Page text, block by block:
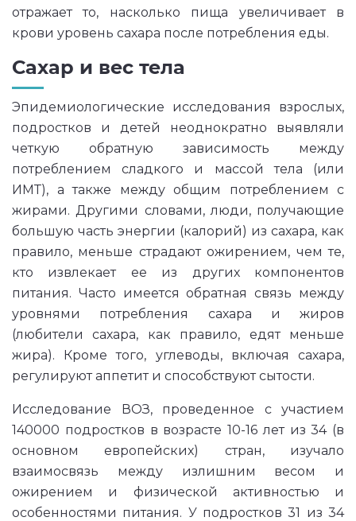
отражает то, насколько пища увеличивает в
крови уровень сахара после потребления еды.
Сахар и вес тела
Эпидемиологические исследования взрослых,
подростков и детей неоднократно выявляли
четкую обратную зависимость между
потреблением сладкого и массой тела (или
ИМТ), а также между общим потреблением с
жирами. Другими словами, люди, получающие
большую часть энергии (калорий) из сахара, как
правило, меньше страдают ожирением, чем те,
кто извлекает ее из других компонентов
питания. Часто имеется обратная связь между
уровнями потребления сахара и жиров
(любители сахара, как правило, едят меньше
жира). Кроме того, углеводы, включая сахара,
регулируют аппетит и способствуют сытости.
Исследование ВОЗ, проведенное с участием
140000 подростков в возрасте 10-16 лет из 34 (в
основном европейских) стран, изучало
взаимосвязь между излишним весом и
ожирением и физической активностью и
особенностями питания. У подростков 31 из 34